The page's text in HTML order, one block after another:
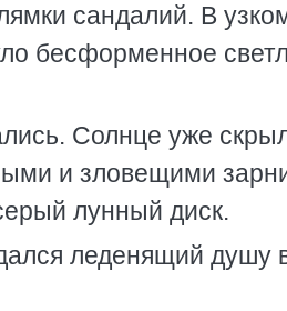
сандалий. В
бесформенное
Солнце уже
и зловещими
лунный диск.
леденящий душу